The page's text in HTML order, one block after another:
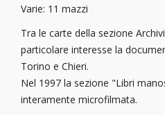
Varie: 11 mazzi
Tra le carte della sezione
particolare interesse la
Torino e Chieri.
Nel 1997 la sezione "Libri
interamente microfilmata.